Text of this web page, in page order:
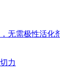
无需极性活化
切力